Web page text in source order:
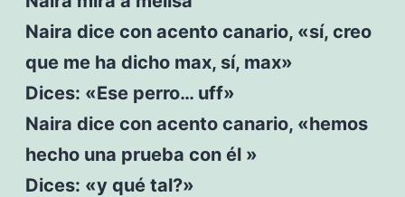
Naira dice con acento canario, «sí, creo
que me ha dicho max, sí, max»
Dices: «Ese perro… uff»
Naira dice con acento canario, «hemos
hecho una prueba con él »
Dices: «y qué tal?»